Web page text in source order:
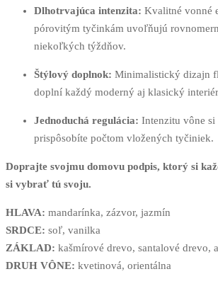
Dlhotrvajúca intenzita: Kvalitné vonné
pórovitým tyčinkám uvoľňujú
niekoľkých týždňov.
Štýlový doplnok: Minimalistický dizajn
doplní každý moderný aj klasický
Jednoduchá regulácia: Intenzitu vône
prispôsobíte počtom vložených tyčiniek.
Doprajte svojmu domovu podpis, ktorý si
si vybrať tú svoju.
HLAVA: mandarínka, zázvor, jazmín
SRDCE: soľ, vanilka
ZÁKLAD: kašmírové drevo, santalové drevo,
DRUH VÔNE: kvetinová, orientálna